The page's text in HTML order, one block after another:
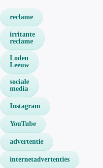
reclame
irritante
reclame
Loden
Leeuw
sociale
media
Instagram
YouTube
advertentie
internetadvertenties